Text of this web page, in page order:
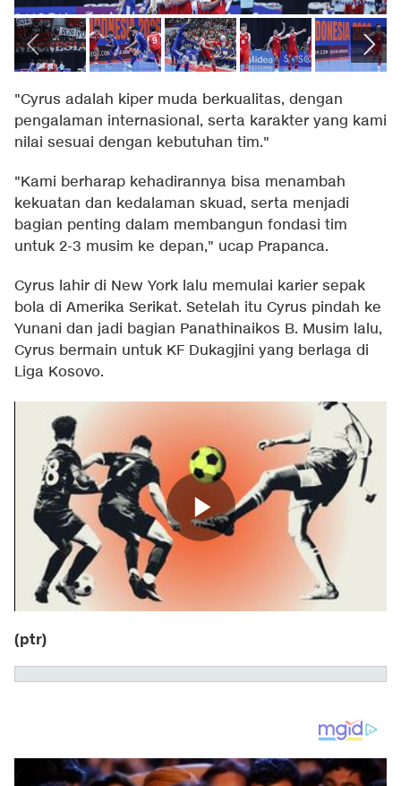
"Cyrus adalah kiper muda berkualitas, dengan
pengalaman internasional, serta karakter yang kami
nilai sesuai dengan kebutuhan tim."
"Kami berharap kehadirannya bisa menambah
kekuatan dan kedalaman skuad, serta menjadi
bagian penting dalam membangun fondasi tim
untuk 2-3 musim ke depan," ucap Prapanca.
Cyrus lahir di New York lalu memulai karier sepak
bola di Amerika Serikat. Setelah itu Cyrus pindah ke
Yunani dan jadi bagian Panathinaikos B. Musim lalu,
Cyrus bermain untuk KF Dukagjini yang berlaga di
Liga Kosovo.
(ptr)